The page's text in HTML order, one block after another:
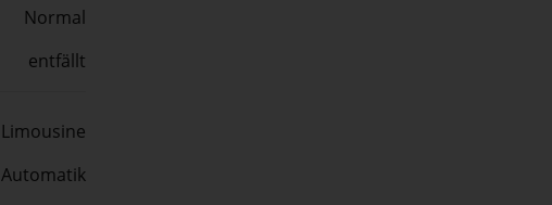
Normal
entfällt
Limousine
Automatik